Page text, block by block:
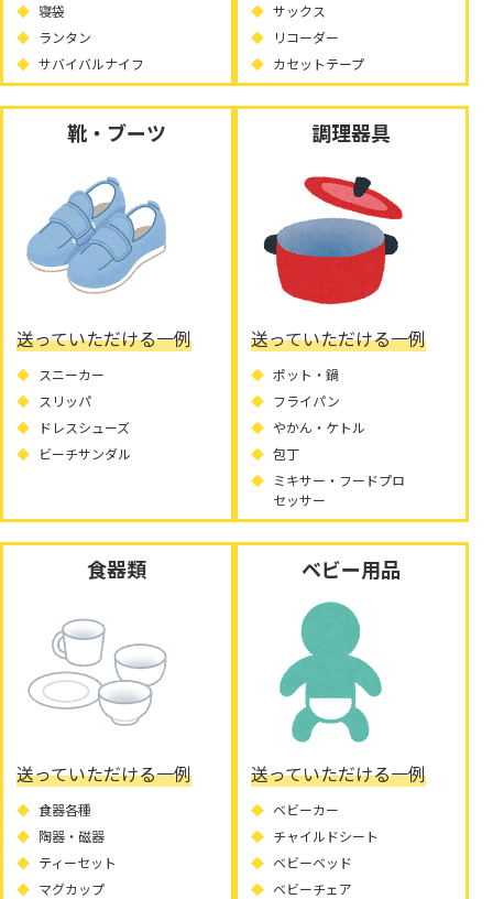
寝袋
ランタン
サバイバルナイフ
サックス
リコーダー
カセットテープ
靴・ブーツ
送っていただける一例
スニーカー
スリッパ
ドレスシューズ
ビーチサンダル
調理器具
送っていただける一例
ポット・鍋
フライパン
やかん・ケトル
包丁
ミキサー・フードプロ
セッサー
食器類
送っていただける一例
食器各種
陶器・磁器
ティーセット
マグカップ
ベビー用品
送っていただける一例
ベビーカー
チャイルドシート
ベビーベッド
ベビーチェア